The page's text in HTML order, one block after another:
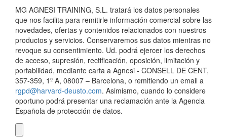
MG AGNESI TRAINING, S.L. tratará los datos personales
que nos facilita para remitirle información comercial sobre las
novedades, ofertas y contenidos relacionados con nuestros
productos y servicios. Conservaremos sus datos mientras no
revoque su consentimiento. Ud. podrá ejercer los derechos
de acceso, supresión, rectificación, oposición, limitación y
portabilidad, mediante carta a Agnesi - CONSELL DE CENT,
357-359, 1º A, 08007 – Barcelona, o remitiendo un email a
rgpd@harvard-deusto.com. Asimismo, cuando lo considere
oportuno podrá presentar una reclamación ante la Agencia
Española de protección de datos.